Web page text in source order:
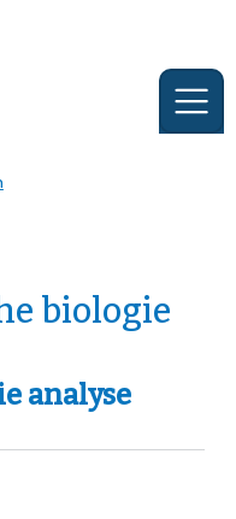
biologie
analyse